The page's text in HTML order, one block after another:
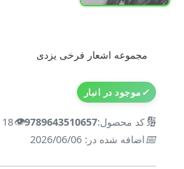
مجموعه اشعار فرخی یزدی
✓موجود در انبار
🔢کد محصول:9789643510657
👁️18 بازدید
📅اضافه شده در: 2026/06/06